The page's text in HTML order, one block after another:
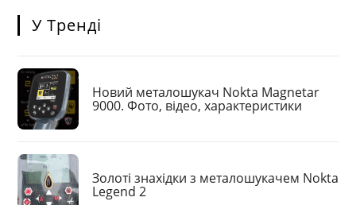
У Тренді
Новий металошукач Nokta Magnetar
9000. Фото, відео, характеристики
Золоті знахідки з металошукачем Nokta
Legend 2